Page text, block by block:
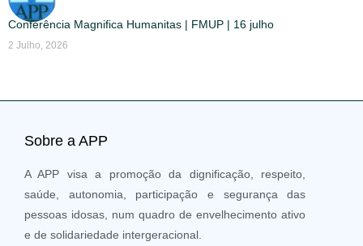
Conferência Magnifica Humanitas | FMUP | 16 julho
2 Julho, 2026
Sobre a APP
A APP visa a promoção da dignificação, respeito,
saúde, autonomia, participação e segurança das
pessoas idosas, num quadro de envelhecimento ativo
e de solidariedade intergeracional.